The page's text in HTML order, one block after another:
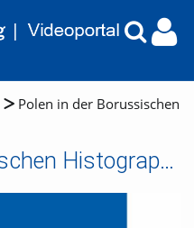
Polen in der Borussischen
Polen in der Borussischen Histographie